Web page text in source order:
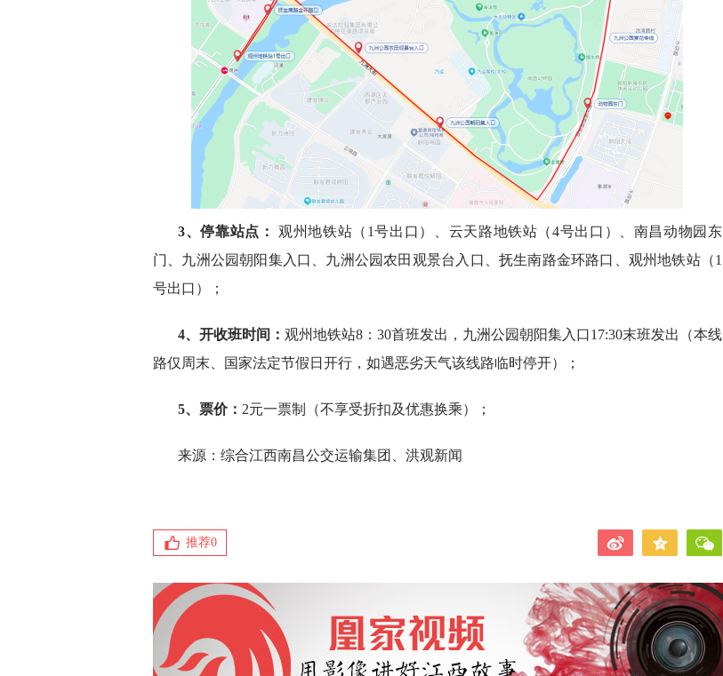
3、停靠站点：
观州地铁站（1号出口）、云天路地铁站（4号出口）、南昌动物园东
门、九洲公园朝阳集入口、九洲公园农田观景台入口、抚生南路金环路口、观州地铁站（1
号出口）；
4、开收班时间： 观州地铁站8：30首班发出，九洲公园朝阳集入口17:30末班发出（本线
路仅周末、国家法定节假日开行，如遇恶劣天气该线路临时停开）；
5、票价： 2元一票制（不享受折扣及优惠换乘）；
来源：综合江西南昌公交运输集团、洪观新闻
推荐0